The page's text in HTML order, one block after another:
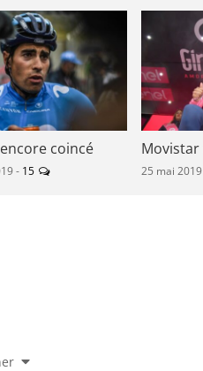
coincé
- 15 25 mai